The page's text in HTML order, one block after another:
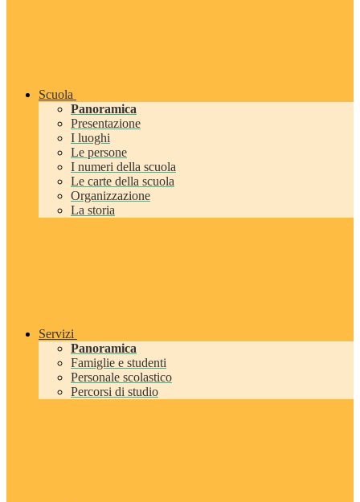
Scuola
Panoramica
Presentazione
I luoghi
Le persone
I numeri della scuola
Le carte della scuola
Organizzazione
La storia
Servizi
Panoramica
Famiglie e studenti
Personale scolastico
Percorsi di studio